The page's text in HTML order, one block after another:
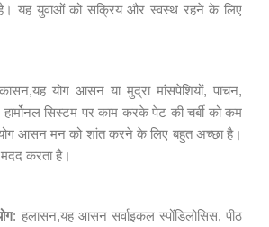
यह युवाओं को सक्रिय और स्वस्थ रहने के लिए
योग आसन या मुद्रा मांसपेशियों, पाचन,
सिस्टम पर काम करके पेट की चर्बी को कम
आसन मन को शांत करने के लिए बहुत अच्छा है।
करता है।
: हलासन,यह आसन सर्वाइकल स्पोंडिलोसिस, पीठ